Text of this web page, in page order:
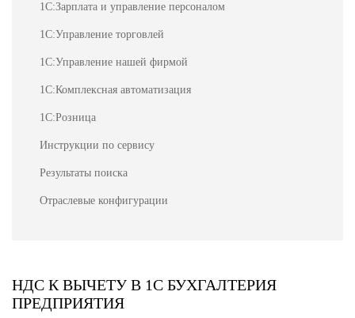
1С:Зарплата и управление персоналом
1С:Управление торговлей
1С:Управление нашей фирмой
1С:Комплексная автоматизация
1С:Розница
Инструкции по сервису
Результаты поиска
Отраслевые конфигурации
НДС К ВЫЧЕТУ В 1С БУХГАЛТЕРИЯ
ПРЕДПРИЯТИЯ